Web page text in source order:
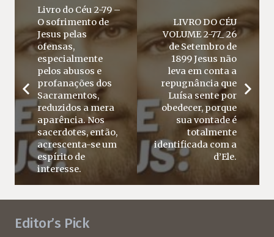
Livro do Céu 2-79 –
O sofrimento de
Jesus pelas
ofensas,
especialmente
pelos abusos e
profanações dos
Sacramentos,
reduzidos a mera
aparência. Nos
sacerdotes, então,
acrescenta-se um
espírito de
interesse.
LIVRO DO CÉU
VOLUME 2-77_ 26
de Setembro de
1899 Jesus não
leva em conta a
repugnância que
Luísa sente por
obedecer, porque
sua vontade é
totalmente
identificada com a
d’Ele.
Editor’s Pick